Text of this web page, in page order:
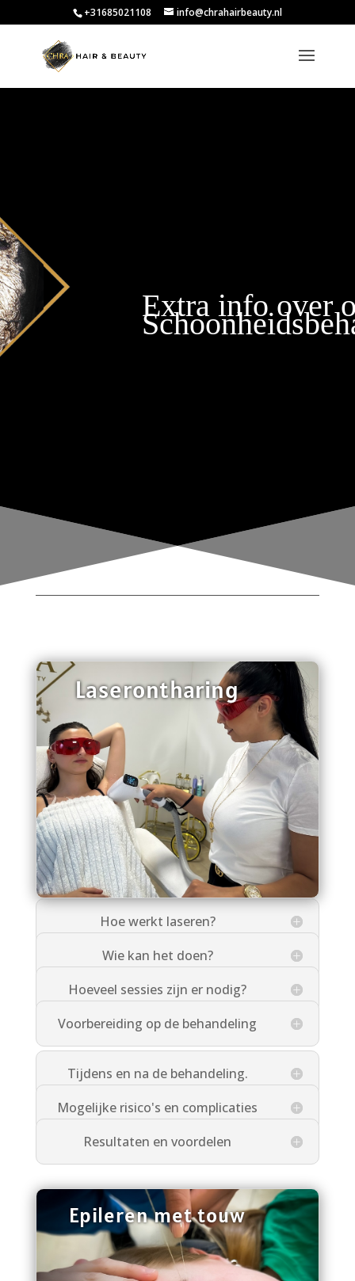
+31685021108 info@chrahairbeauty.nl
Laserontharing
Hoe werkt laseren?
Wie kan het doen?
Hoeveel sessies zijn er nodig?
Voorbereiding op de behandeling
Tijdens en na de behandeling.
Mogelijke risico's en complicaties
Resultaten en voordelen
Epileren met touw